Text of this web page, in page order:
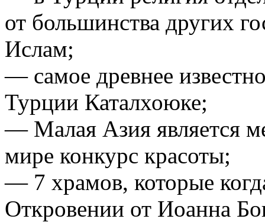
от большинства других
Ислам;
— самое древнее
Турции Каталхоюке;
— Малая Азия является
мире конкурс красоты;
— 7 храмов, которые
Откровении от Иоанна